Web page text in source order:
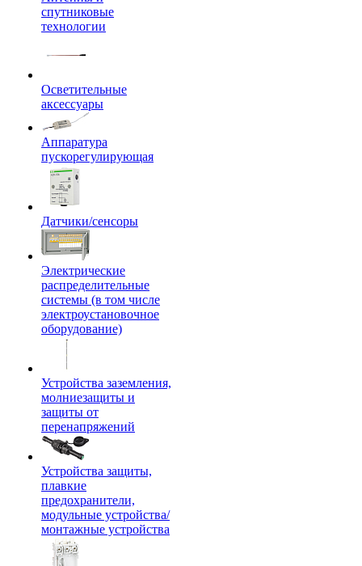
спутниковые
технологии
Осветительные
аксессуары
Аппаратура
пускорегулирующая
Датчики/сенсоры
Электрические
распределительные
системы (в том числе
электроустановочное
оборудование)
Устройства заземления,
молниезащиты и
защиты от
перенапряжений
Устройства защиты,
плавкие
предохранители,
модульные устройства/
монтажные устройства